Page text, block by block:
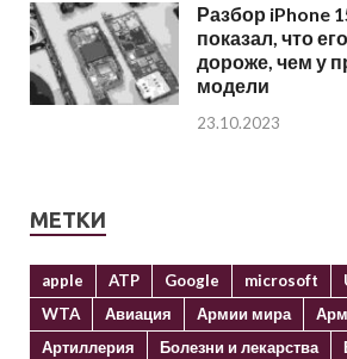
Разбор iPhone
показал, что
дороже, чем у
модели
23.10.2023
МЕТКИ
apple ATP Google microsoft
WTA
Авиация Армии мира
Артиллерия
Болезни и лекарства